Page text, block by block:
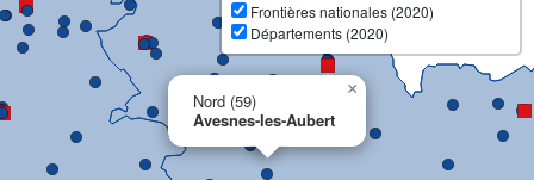
Nord (59)
Avesnes-les-Aubert
×
Frontières nationales (2020)
Départements (2020)